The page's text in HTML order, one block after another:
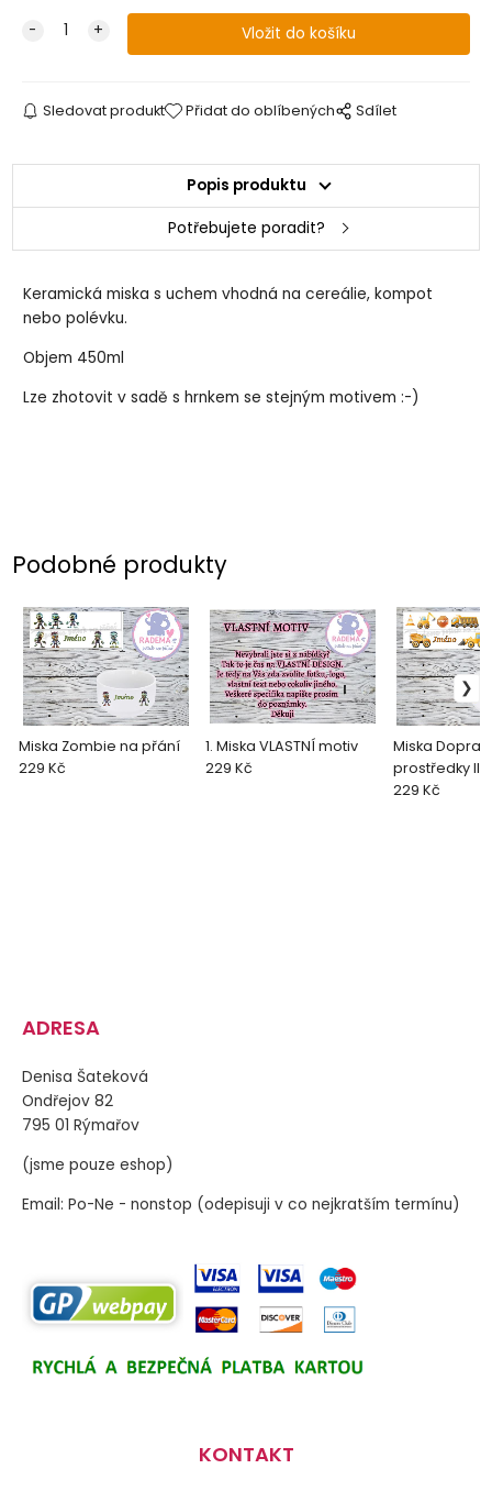
Sledovat produkt Přidat do oblíbených Sdílet
Popis produktu
Potřebujete poradit?
Keramická miska s uchem vhodná na cereálie, kompot
nebo polévku.
Objem 450ml
Lze zhotovit v sadě s hrnkem se stejným motivem :-)
Podobné produkty
Miska Zombie na přání
229 Kč
1. Miska VLASTNÍ motiv
229 Kč
Miska
prostředky II.
229 Kč
ADRESA
Denisa Šateková
Ondřejov 82
795 01 Rýmařov
(jsme pouze eshop)
Email: Po-Ne - nonstop (odepisuji v co nejkratším termínu)
KONTAKT